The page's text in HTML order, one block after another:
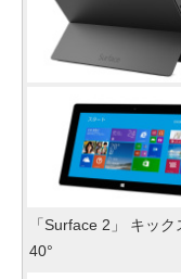
「Surface 2」 キック
40°